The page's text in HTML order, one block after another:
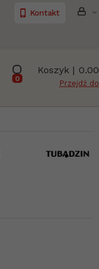
Kontakt
0
Koszyk | 0.00
Przejdź